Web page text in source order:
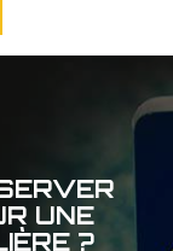
UNE
?